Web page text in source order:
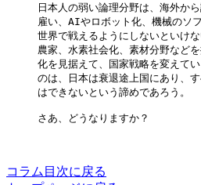
日本人の弱い論理分野は、海外か
雇い、AIやロボット化、機械のソ
世界で戦えるようにしないといけ
農家、水素社会化、素材分野など
化を見据えて、国家戦略を変えて
のは、日本は衰退途上国にあり、
はできないという諦めであろう。
さあ、どうなりますか？
コラム目次に戻る